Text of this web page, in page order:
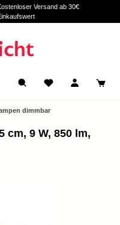
Versand ab 30€
dimmbar
cm, 9 W, 850 lm,